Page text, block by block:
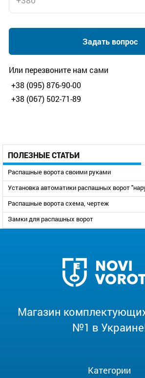
ПОЛЕЗНЫЕ СТАТЬИ
Распашные ворота своими руками
Установка автоматики распашных ворот
Распашные ворота схема, чертеж
Замки для распашных ворот
Или перезвоните нам сами
+38 (095) 876-90-00
+38 (067) 502-71-89
Задать вопрос
Магазин
№1 в
Категории